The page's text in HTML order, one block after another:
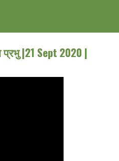
प्रभु |21 Sept 2020 |